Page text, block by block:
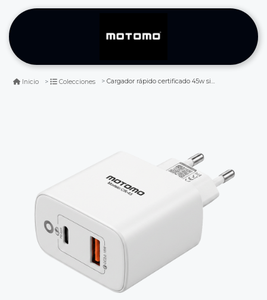
Inicio Colecciones Cargador rápido certificado 45w sin cable usb tipo c dual